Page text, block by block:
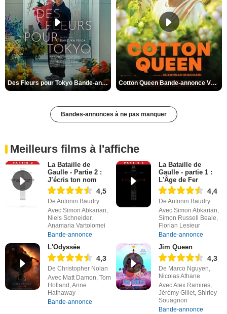
Des Fleurs pour Tokyo Bande-annonce VO STFR Cotton Queen Bande-annonce VO STFR
Bandes-annonces à ne pas manquer
Meilleurs films à l'affiche
La Bataille de
Gaulle - Partie 2 :
J’écris ton nom
4,5
De Antonin Baudry
Avec Simon Abkarian,
Niels Schneider,
Anamaria Vartolomei
Bande-annonce
La Bataille de
Gaulle - partie 1 :
L'Âge de Fer
4,4
De Antonin Baudry
Avec Simon Abkarian,
Simon Russell Beale,
Florian Lesieur
Bande-annonce
L'Odyssée
4,3
De Christopher Nolan
Avec Matt Damon, Tom
Holland, Anne
Hathaway
Bande-annonce
Jim Queen
4,3
De Marco Nguyen,
Nicolas Athane
Avec Alex Ramires,
Jérémy Gillet, Shirley
Souagnon
Bande-annonce